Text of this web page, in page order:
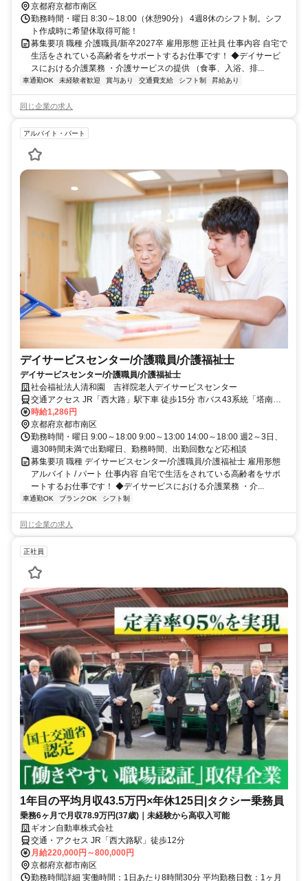
前」バス停下車 東へ徒歩約10分
京都府京都市南区
勤務時間・曜日 8:30～18:00（休憩90分） 4週8休のシフト制。シフ
ト作成時に希望休取得可能！
募集要項 職種 介護職員/新卒2027卒 雇用形態 正社員 仕事内容 自宅で
生活をされている高齢者をサポートするお仕事です！ ◆デイサービ
スにおける介護業務 ・介護サービスの提供 （食事、入浴、排...
車通勤OK 未経験者歓迎 賞与あり 交通費支給 シフト制 昇給あり
同じ企業の求人
アルバイト・パート
デイサービスセンター/介護職員/介護福祉士
デイサービスセンター/介護職員/介護福祉士
社会福祉法人清和園 吉祥院老人デイサービスセンター
交通アクセス JR「西大路」駅下車 徒歩15分 市バス43系統「塔南高
校前」バス停下車 西へ徒歩約5分 市バス13系統「吉祥院運動公園
前」バス停下車 東へ徒歩約10分
時給1,286円
京都府京都市南区
勤務時間・曜日 9:00～18:00 9:00～13:00 14:00～18:00 週2～3日、
週30時間未満で出勤曜日、勤務時間、出勤回数など応相談
募集要項 職種 デイサービスセンター/介護職員/介護福祉士 雇用形態
アルバイト / パート 仕事内容 自宅で生活をされている高齢者をサポ
ートするお仕事です！ ◆デイサービスにおける介護業務 ・介...
車通勤OK ブランクOK シフト制
同じ企業の求人
正社員
1年目の平均月収43.5万円×年休125日|タクシー乗務員
乗務6ヶ月で月収78.9万円(37歳)｜未経験から高収入可能
ギオン自動車株式会社
交通・アクセス JR「西大路駅」徒歩12分
月給220,000円～800,000円
京都府京都市南区
勤務時間詳細 実働時間：1日あたり8時間30分 平均勤務日数：1ヶ月